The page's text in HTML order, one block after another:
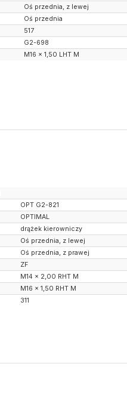
Oś przednia, z lewej
Oś przednia
517
G2-698
M16 x 1,50 LHT M
OPT G2-821
OPTIMAL
drążek kierowniczy
Oś przednia, z lewej
Oś przednia, z prawej
ZF
M14 x 2,00 RHT M
M16 x 1,50 RHT M
311